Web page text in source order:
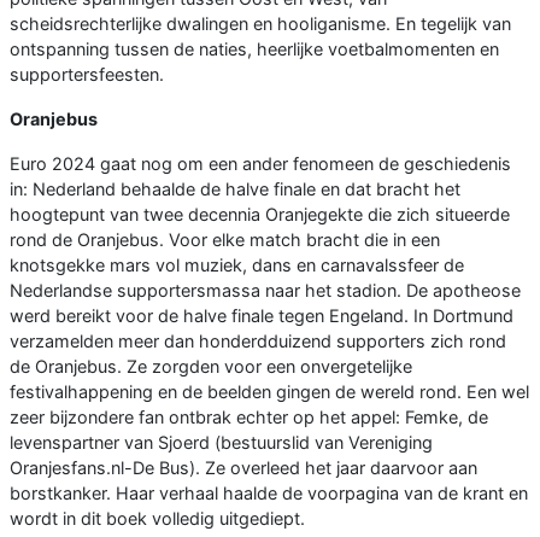
scheidsrechterlijke dwalingen en hooliganisme. En tegelijk van
ontspanning tussen de naties, heerlijke voetbalmomenten en
supportersfeesten.
Oranjebus
Euro 2024 gaat nog om een ander fenomeen de geschiedenis
in: Nederland behaalde de halve finale en dat bracht het
hoogtepunt van twee decennia Oranjegekte die zich situeerde
rond de Oranjebus. Voor elke match bracht die in een
knotsgekke mars vol muziek, dans en carnavalssfeer de
Nederlandse supportersmassa naar het stadion. De apotheose
werd bereikt voor de halve finale tegen Engeland. In Dortmund
verzamelden meer dan honderdduizend supporters zich rond
de Oranjebus. Ze zorgden voor een onvergetelijke
festivalhappening en de beelden gingen de wereld rond. Een wel
zeer bijzondere fan ontbrak echter op het appel: Femke, de
levenspartner van Sjoerd (bestuurslid van Vereniging
Oranjesfans.nl-De Bus). Ze overleed het jaar daarvoor aan
borstkanker. Haar verhaal haalde de voorpagina van de krant en
wordt in dit boek volledig uitgediept.